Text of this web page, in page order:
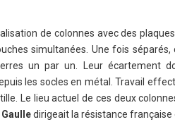
de colonnes avec des
simultanées. Une fois séparés,
un par un. Leur écartement
les socles en métal. Travail
Le lieu actuel de ces deux
dirigeait la résistance française